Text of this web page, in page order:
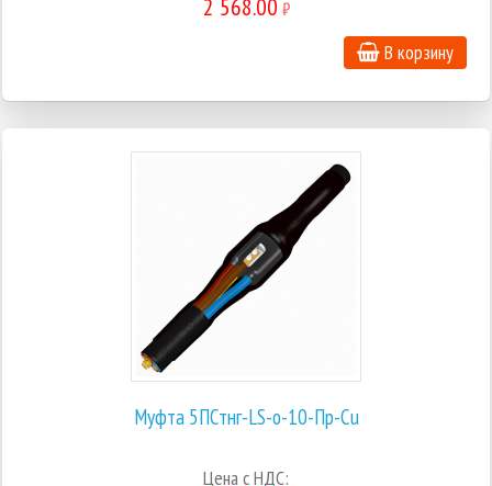
2 568.00 ₽
В корзину
Муфта 5ПСтнг-LS-о-10-Пр-Cu
Цена с НДС: